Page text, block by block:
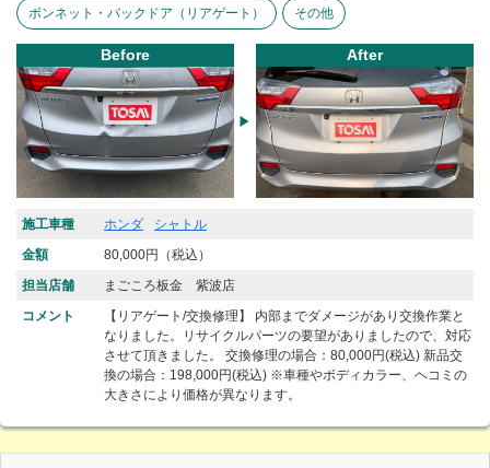
ボンネット・バックドア（リアゲート） その他
Before After
施工車種 ホンダ
シャトル
金額
80,000円（税込）
担当店舗
まごころ板金 紫波店
コメント
【リアゲート/交換修理】 内部までダメージがあり交換作業と
なりました。リサイクルパーツの要望がありましたので、対応
させて頂きました。 交換修理の場合：80,000円(税込) 新品交
換の場合：198,000円(税込) ※車種やボディカラー、ヘコミの
大きさにより価格が異なります。